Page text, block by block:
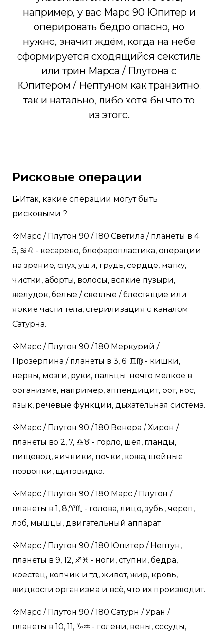
например, у вас Марс 90 Юпитер и
оперировать бедро опасно, но
нужно, значит ждём, когда на небе
сформируется сходящийся секстиль
или трин Марса / Плутона с
Юпитером / Нептуном как транзитно,
так и натально, либо хотя бы что то
из этого.
Рисковые операции
📝Итак, какие операции могут быть
рисковыми ?
💠Марс / Плутон 90 / 180 Светила / планеты в 4,
5, ♋️♌️ - кесарево, блефаропластика, операции
на зрение, слух, уши, грудь, сердце, матку,
чистки, аборты, волосы, всякие пузыри,
желудок, белые / светлые / блестящие или
яркие части тела, стерилизация с каналом
Сатурна.
💠Марс / Плутон 90 / 180 Меркурий /
Прозерпина / планеты в 3, 6, ♊️♍️ - кишки,
нервы, мозги, руки, пальцы, нечто мелкое в
организме, например, аппендицит, рот, нос,
язык, речевые функции, дыхательная система.
💠Марс / Плутон 90 / 180 Венера / Хирон /
планеты во 2, 7, ♎️♉️ - горло, шея, гланды,
пищевод, яичники, почки, кожа, шейные
позвонки, щитовидка.
💠Марс / Плутон 90 / 180 Марс / Плутон /
планеты в 1, 8,♈️♏️ - голова, лицо, зубы, череп,
лоб, мышцы, двигательный аппарат
💠Марс / Плутон 90 / 180 Юпитер / Нептун,
планеты в 9, 12, ♐️♓️ - ноги, ступни, бедра,
крестец, копчик и тд, живот, жир, кровь,
жидкости организма и всё, что их производит.
💠Марс / Плутон 90 / 180 Сатурн / Уран /
планеты в 10, 11, ♑️♒️ - голени, вены, сосуды,